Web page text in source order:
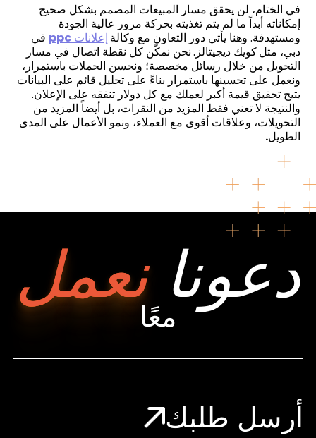
في الختام، لن يحقق مسار المبيعات المصمم بشكل صحيح
إمكاناته أبداً ما لم يتم تغذيته بحركة مرور عالية الجودة
ومستهدفة. وهنا يأتي دور التعاون مع وكالةإعلاناتppc في
دبي، مثلكويك ديجيتالز.نحن نمكّن كل نقطة اتصال في مسار
التحويل من خلال رسائل مخصصة؛ ونحسن الحملات باستمرار،
ونعمل على تحسينها باستمرار بناءً على تحليل قائم على البيانات
يتيح تحقيق قيمة أكبر لعملك مع كل دولار تنفقه على الإعلان.
والنتيجة لا تعني فقط المزيد من النقرات، بل أيضاً المزيد من
التحويلات، وعلاقات أقوى مع العملاء، ونمو الأعمال على المدى
الطويل.
دعونانعملمعًا
أرسل طلبك